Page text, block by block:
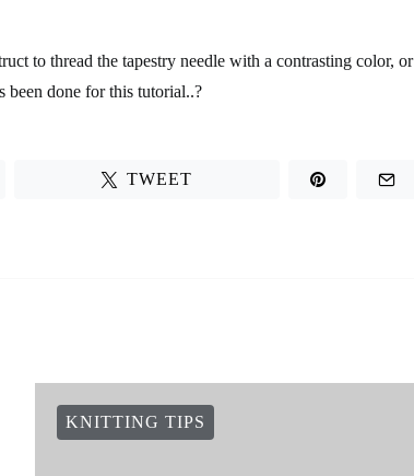
to thread the tapestry needle with a contrasting color, or
been done for this tutorial..?
TWEET
KNITTING TIPS